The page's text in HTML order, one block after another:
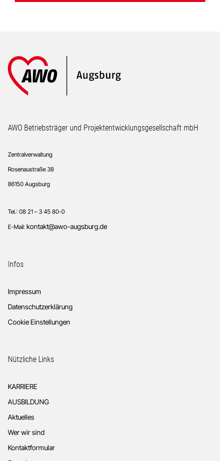
Footer
AWO Betriebsträger und Projektentwicklungsgesellschaft mbH
Zentralverwaltung
Rosenaustraße 38
86150 Augsburg
Tel.: 08 21 – 3 45 80-0
E-Mail: kontakt@awo-augsburg.de
Infos
Impressum
Datenschutzerklärung
Cookie Einstellungen
Nützliche Links
KARRIERE
AUSBILDUNG
Aktuelles
Wer wir sind
Kontaktformular